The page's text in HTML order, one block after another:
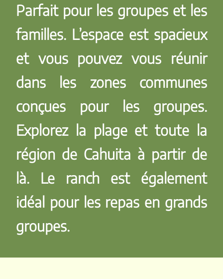
Parfait pour les groupes et les
familles. L’espace est spacieux
et vous pouvez vous réunir
dans les zones communes
conçues pour les groupes.
Explorez la plage et toute la
région de Cahuita à partir de
là. Le ranch est également
idéal pour les repas en grands
groupes.